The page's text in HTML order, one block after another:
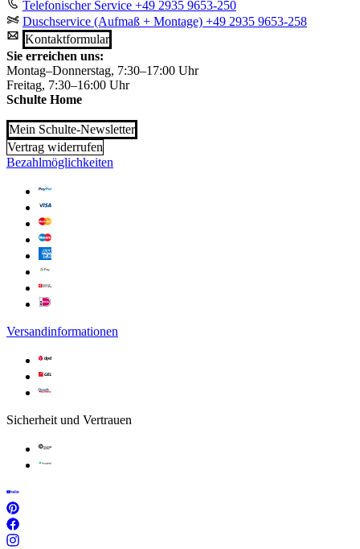
Telefonischer Service +49 2935 9653-250
Duschservice (Aufmaß + Montage) +49 2935 9653-258
Kontaktformular
Sie erreichen uns:
Montag–Donnerstag, 7:30–17:00 Uhr
Freitag, 7:30–16:00 Uhr
Schulte Home
Mein Schulte-Newsletter
Vertrag widerrufen
Bezahlmöglichkeiten
Versandinformationen
Sicherheit und Vertrauen